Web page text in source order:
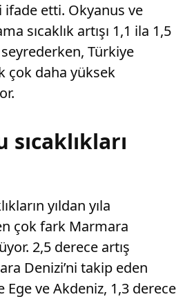
ifade etti. Okyanus ve
sıcaklık artışı 1,1 ila 1,5
Türkiye
çok daha yüksek
sıcaklıkları
yıldan yıla
çok fark Marmara
2,5 derece artış
Denizi’ni takip eden
Ege ve Akdeniz, 1,3 derece